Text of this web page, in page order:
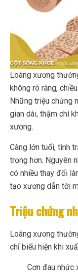
Loãng xương
không rõ ràng,
Những triệu chứng
gian dài, thậm chí
xương.
Càng lớn tuổi, tình
trọng hơn. Nguyên
có nhiều thay đổi
tạo xương dẫn tới
Triệu chứng
Loãng xương
chỉ biểu hiện khi
Cơn đau nhức